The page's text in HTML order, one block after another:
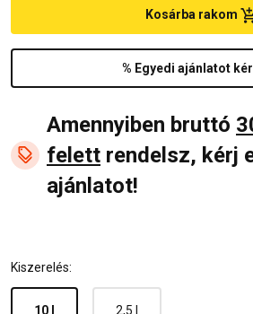
% Egyedi ajánlatot
Kosárba rakom
Amennyiben bruttó
felett rendelsz, kérj
ajánlatot!
Kiszerelés:
10 l 2,5 l